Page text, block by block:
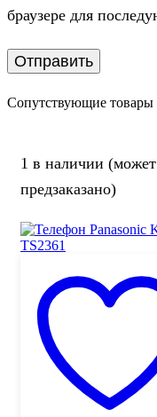
браузере для
Сопутствующие товары
1 в наличии
предзаказано)